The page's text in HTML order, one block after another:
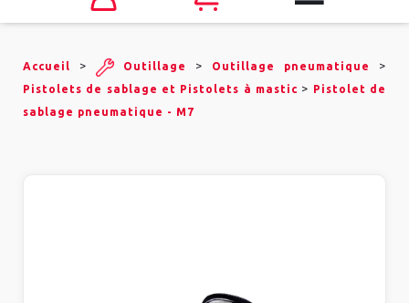
Accueil > Outillage > Outillage pneumatique >
Pistolets de sablage et Pistolets à mastic > Pistolet de
sablage pneumatique - M7